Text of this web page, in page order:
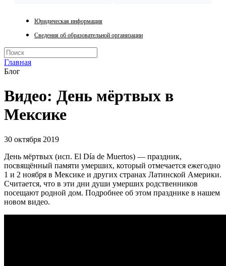
Юридическая информация
Сведения об образовательной организации
Главная
Блог
Видео: День мёртвых в
Мексике
30 октября 2019
День мёртвых (исп. El Día de Muertos) — праздник,
посвящённый памяти умерших, который отмечается ежегодно
1 и 2 ноября в Мексике и других странах Латинской Америки.
Считается, что в эти дни души умерших родственников
посещают родной дом. Подробнее об этом празднике в нашем
новом видео.